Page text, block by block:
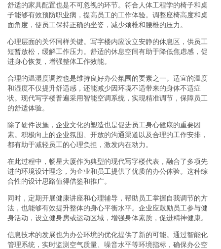
舒适的家具配置也是不可忽视的环节。符合人体工程学的椅子和桌
子能够有效预防职业病，提高员工的工作体验。调整座椅高度和桌
面角度，使员工保持正确的坐姿，减少颈椎和腰椎的压力。
心理层面的关怀同样关键。写字楼内应设立安静的休息区，供员工
短暂放松，缓解工作压力。舒适的休息空间有助于降低焦虑感，促
进身心恢复，增强整体工作效能。
合理的温湿度调控也是维持良好办公氛围的要素之一。适宜的温度
和湿度不仅提升舒适感，还能减少因环境不适带来的身体不适症
状。现代写字楼普遍采用智能空调系统，实现精准调节，保障员工
的舒适体验。
除了硬件设施，企业文化的塑造也是促进员工身心健康的重要因
素。积极向上的企业氛围、开放的沟通渠道以及合理的工作安排，
都有助于减轻员工的心理负担，激发内在动力。
在此过程中，畅星大厦作为典型的现代写字楼代表，融合了多项先
进的环境设计理念，为企业和员工提供了优质的办公体验。这种综
合性的设计思路值得借鉴和推广。
同时，定期开展健康讲座和心理辅导，帮助员工掌握自我调节的方
法，也能够有效提升整体的身心平衡水平。企业应鼓励员工参与健
身活动，设立健身房或运动区域，增强身体素质，促进精神健康。
信息技术的发展也为办公环境的优化提供了新的可能。通过智能化
管理系统，实时监测空气质量、噪音水平等环境指标，确保办公空